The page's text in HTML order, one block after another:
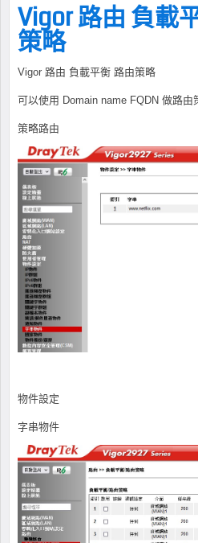
Vigor 路由 負載
策略
Vigor 路由 負載平衡 路由策略
可以使用 Domain name FQDN 做路由
策略路由
物件設定
字串物件